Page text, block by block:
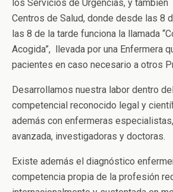
los Servicios de Urgencias, y
Centros de Salud, donde desde las 8
las 8 de la tarde funciona la llamada
Acogida”, llevada por una Enfermera
pacientes en caso necesario a otros
Desarrollamos nuestra labor dentro
competencial reconocido legal y
además con enfermeras
avanzada, investigadoras y doctoras.
Existe además el diagnóstico
competencia propia de la profesión